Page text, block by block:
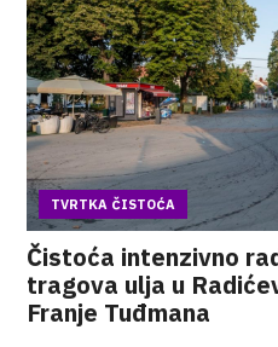
TVRTKA ČISTOĆA
Čistoća intenzivno
tragova ulja u
Franje Tuđmana